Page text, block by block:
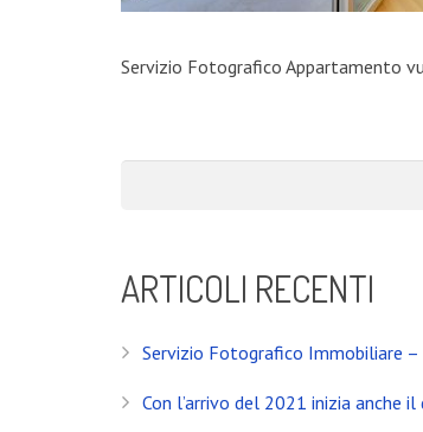
Servizio Fotografico Appartamento
ARTICOLI RECENTI
Servizio Fotografico Immobiliare –
Con l’arrivo del 2021 inizia anche